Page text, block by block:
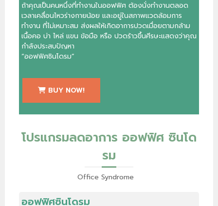
ถ้าคุณเป็นคนหนึ่งที่ทำงานในออฟฟิศ ต้องนั่งทำงานตลอด
เวลาเคลื่อนไหวร่างกายน้อย และอยู่ในสภาพแวดล้อมการ
ทำงาน ที่ไม่เหมาะสม ส่งผลให้เกิดอาการปวดเมื่อยตามกล้าม
เนื้อคอ บ่า ไหล่ แขน ข้อมือ หรือ ปวดร้าวขึ้นศีรษะแสดงว่าคุณ
กำลังประสบปัญหา
“ออฟฟิศซินโดรม”
BUY NOW!
โปรแกรมลดอาการ ออฟฟิศ ซินโด
รม
Office Syndrome
ออฟฟิศซินโดรม